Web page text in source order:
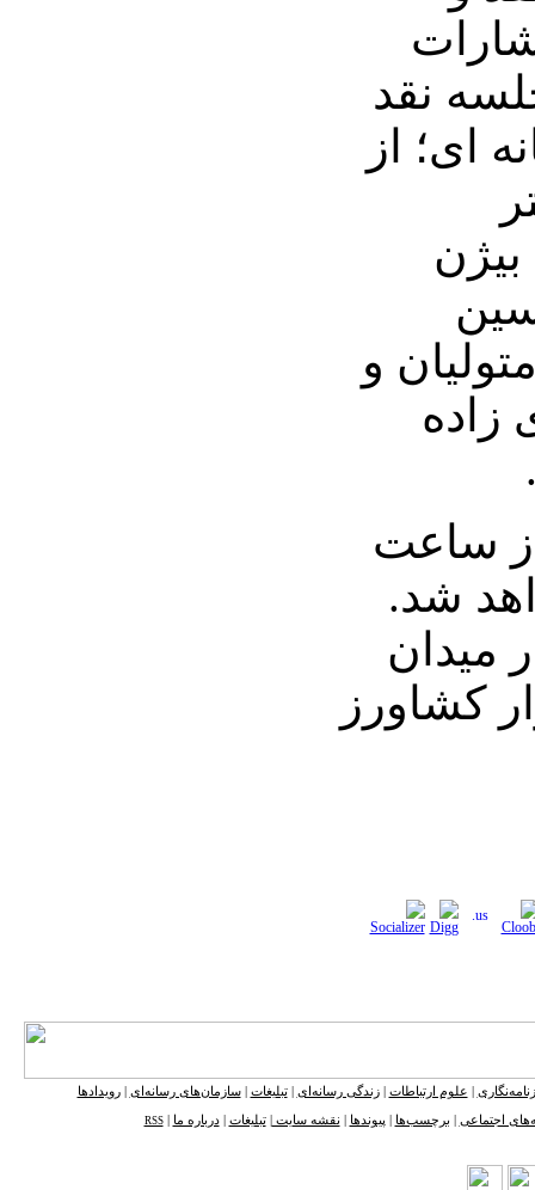
نقد
ای؛ از
و
زاده
ساعت
خواهد شد.
میدان
کشاورز
علوم ارتباطات |زندگی رسانه‌ای |تبلیغات سازمان‌های رسانه‌ای |رویدادها
اجتماعی برچسب‌ها پیوندها نقشه ‌سایت تبلیغات |درباره ما |
RSS